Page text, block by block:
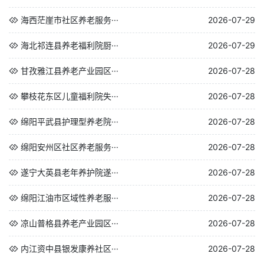
海西茫崖市社区养老服务··· 2026-07-29
海北祁连县养老福利院厨··· 2026-07-29
甘孜雅江县养老产业园区··· 2026-07-28
攀枝花东区儿童福利院失··· 2026-07-28
绵阳平武县护理型养老院··· 2026-07-28
绵阳安州区社区养老服务··· 2026-07-28
遂宁大英县老年养护院遂··· 2026-07-28
绵阳江油市区域性养老服··· 2026-07-28
凉山普格县养老产业园区··· 2026-07-28
内江资中县银发康养社区··· 2026-07-28